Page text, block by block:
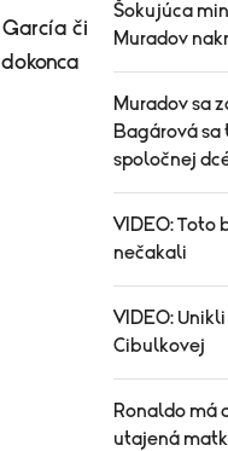
či
Šokujúca
Muradov
Muradov sa
Bagárová sa
spoločnej
VIDEO: Toto
nečakali
VIDEO:
Cibulkovej
Ronaldo má
utajená